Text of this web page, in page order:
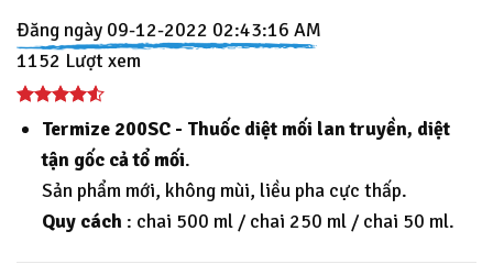
Đăng ngày 09-12-2022 02:43:16 AM
1152 Lượt xem
Termize 200SC - Thuốc diệt mối lan truyền, diệt
tận gốc cả tổ mối.
Sản phẩm mới, không mùi, liều pha cực thấp.
Quy cách : chai 500 ml / chai 250 ml / chai 50 ml.